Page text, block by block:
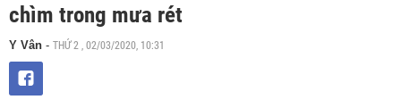
chìm trong mưa rét
Y Vân - THỨ 2 , 02/03/2020, 10:31